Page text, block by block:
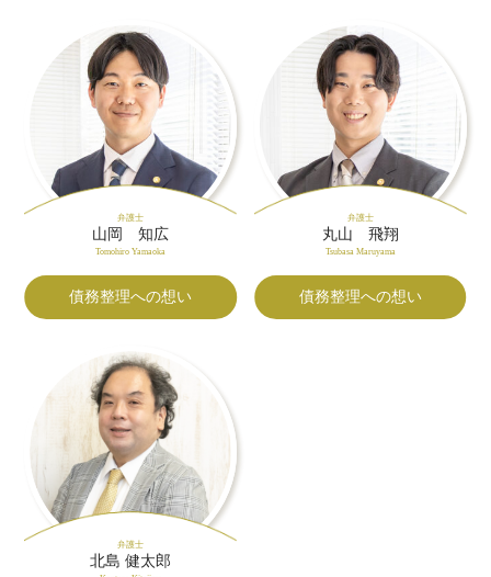
弁護士
山岡 知広
Tomohiro Yamaoka
債務整理への想い
弁護士
丸山 飛翔
Tsubasa Maruyama
債務整理への想い
弁護士
北島 健太郎